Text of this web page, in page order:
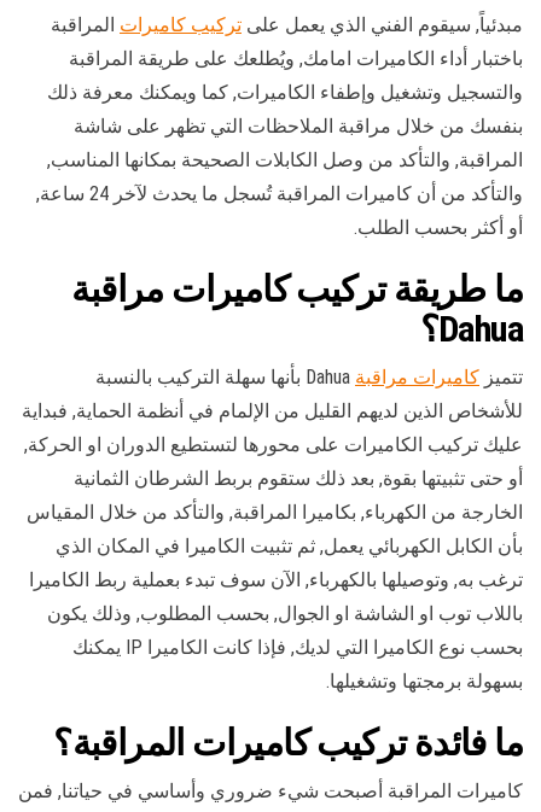
مبدئياً, سيقوم الفني الذي يعمل على تركيب كاميرات المراقبة
باختبار أداء الكاميرات امامك, ويُطلعك على طريقة المراقبة
والتسجيل وتشغيل وإطفاء الكاميرات, كما ويمكنك معرفة ذلك
بنفسك من خلال مراقبة الملاحظات التي تظهر على شاشة
المراقبة, والتأكد من وصل الكابلات الصحيحة بمكانها المناسب,
والتأكد من أن كاميرات المراقبة تُسجل ما يحدث لآخر 24 ساعة,
أو أكثر بحسب الطلب.
ما طريقة تركيب كاميرات مراقبة
Dahua؟
تتميز كاميرات مراقبة
Dahua بأنها سهلة التركيب بالنسبة
للأشخاص الذين لديهم القليل من الإلمام في أنظمة الحماية, فبداية
عليك تركيب الكاميرات على محورها لتستطيع الدوران او الحركة,
أو حتى تثبيتها بقوة, بعد ذلك ستقوم بربط الشرطان الثمانية
الخارجة من الكهرباء, بكاميرا المراقبة, والتأكد من خلال المقياس
بأن الكابل الكهربائي يعمل, ثم تثبيت الكاميرا في المكان الذي
ترغب به, وتوصيلها بالكهرباء, الآن سوف تبدء بعملية ربط الكاميرا
باللاب توب او الشاشة او الجوال, بحسب المطلوب, وذلك يكون
بحسب نوع الكاميرا التي لديك, فإذا كانت الكاميرا IP يمكنك
بسهولة برمجتها وتشغيلها.
ما فائدة تركيب كاميرات المراقبة؟
كاميرات المراقبة أصبحت شيء ضروري وأساسي في حياتنا, فمن